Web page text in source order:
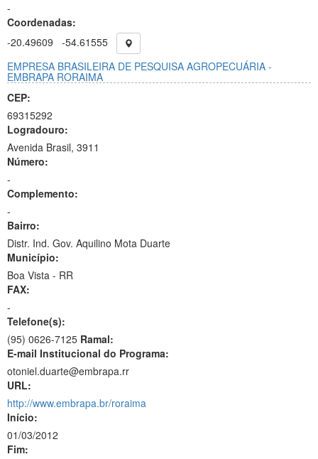
-
Coordenadas:
-20.49609
-54.61555
EMPRESA BRASILEIRA DE PESQUISA AGROPECUÁRIA -
EMBRAPA RORAIMA
CEP:
69315292
Logradouro:
Avenida Brasil, 3911
Número:
-
Complemento:
-
Bairro:
Distr. Ind. Gov. Aquilino Mota Duarte
Município:
Boa Vista - RR
FAX:
-
Telefone(s):
(95) 0626-7125 Ramal:
E-mail Institucional do Programa:
otoniel.duarte@embrapa.rr
URL:
http://www.embrapa.br/roraima
Início:
01/03/2012
Fim: